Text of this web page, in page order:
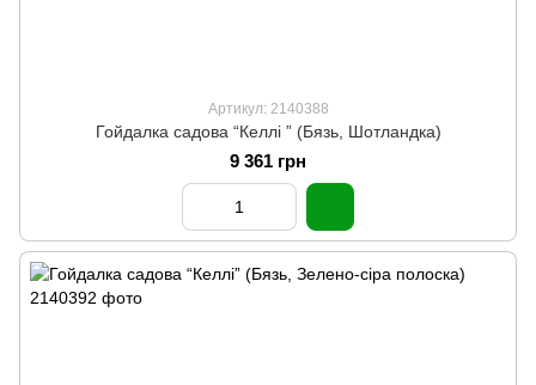
Артикул: 2140388
Гойдалка садова “Келлі ” (Бязь, Шотландка)
9 361 грн